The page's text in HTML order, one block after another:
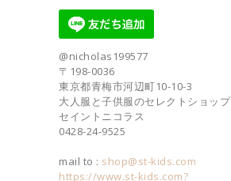
@nicholas199577
〒198-0036
東京都青梅市河辺町10-10-3
大人服と子供服のセレクトショップ
セイントニコラス
0428-24-9525
mail to : shop@st-kids.com
https://www.st-kids.com?